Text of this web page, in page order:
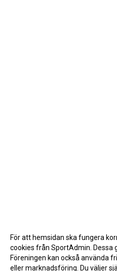
För att hemsidan ska fungera
cookies från SportAdmin. Dessa
Föreningen kan också använda
eller marknadsföring. Du väljer